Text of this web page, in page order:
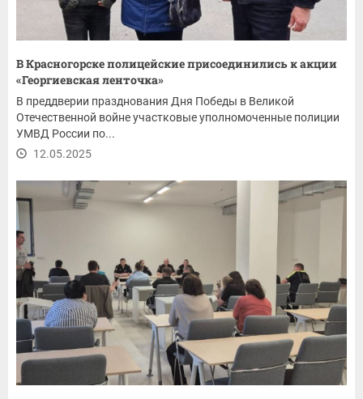
В Красногорске полицейские присоединились к акции
«Георгиевская ленточка»
В преддверии празднования Дня Победы в Великой
Отечественной войне участковые уполномоченные полиции
УМВД России по...
12.05.2025